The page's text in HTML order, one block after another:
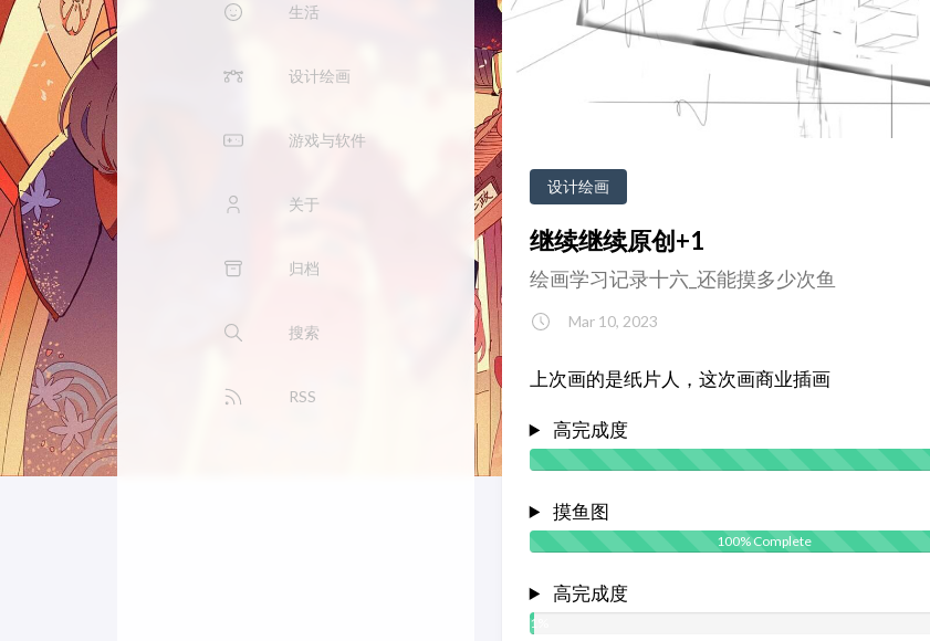
生活
设计绘画
游戏与软件
关于
归档
搜索
RSS
设计绘画
继续继续原创+1
绘画学习记录十六_还能摸多少次鱼
Mar 10, 2023
上次画的是纸片人，这次画商业插画
高完成度
摸鱼图
100% Complete
高完成度
1%